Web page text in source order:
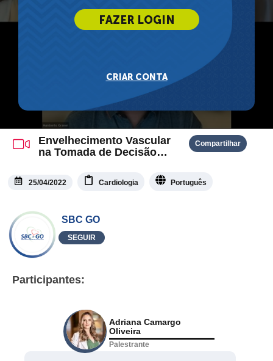
Envelhecimento Vascular
na Tomada de Decisão
Compartilhar
25/04/2022 Cardiologia Português
SBC GO
SEGUIR
Participantes:
Adriana Camargo
Oliveira
Palestrante